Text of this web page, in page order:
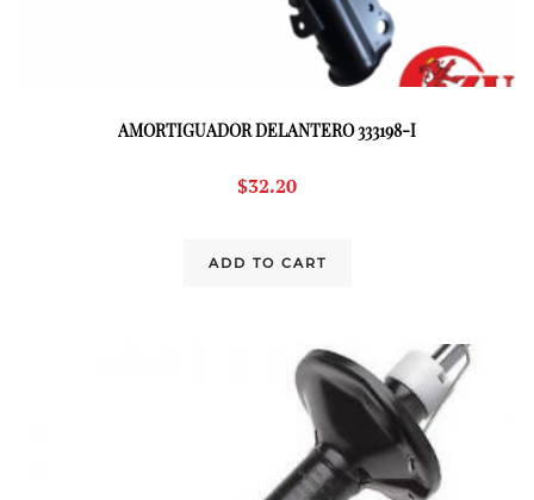
AMORTIGUADOR DELANTERO 333198-I
$32.20
ADD TO CART